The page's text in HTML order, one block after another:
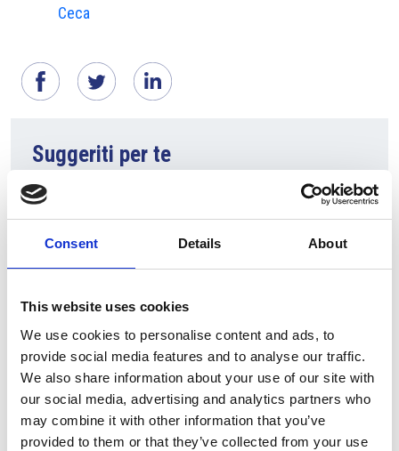
Consent Details About
This website uses cookies
We use cookies to personalise content and ads, to
provide social media features and to analyse our traffic.
We also share information about your use of our site with
our social media, advertising and analytics partners who
may combine it with other information that you’ve
provided to them or that they’ve collected from your use
Ceca
Suggeriti per te
7 Agosto 2026
Nel primo semestre è aumentata fortemente la
costruzione di nuove abitazioni